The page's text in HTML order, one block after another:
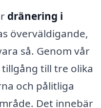
dränering i
överväldigande,
så. Genom vår
till tre olika
och pålitliga
Det innebär